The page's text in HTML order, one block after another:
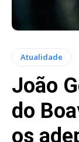
Atualidade
João
do
os